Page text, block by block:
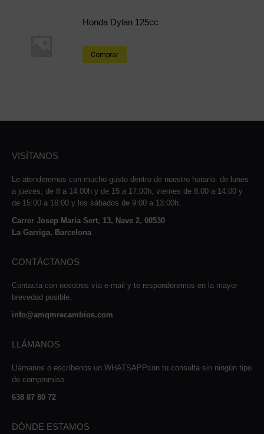
Honda Dylan 125cc
Comprar
VISÍTANOS
Le atenderemos con mucho gusto dentro de nuestro horario: de lunes
a jueves, de 8 a 14:00h y de 15 a 17:00h, viernes de 8:00 a 14:00 y
de 15:00 a 16:00 y los sábados de 9:00 a 13:00h.
Carrer Josep Maria Sert, 13, Nave 2, 08530
La Garriga, Barcelona
CONTÁCTANOS
Contacta con nosotros vía e-mail y te responderemos en la mayor
brevedad posible.
info@amqmrecambios.com
LLÁMANOS
Llámanos o escríbenos un WHATSAPPcon tu consulta sin ningún tipo
de compromiso
638 87 80 72
DÓNDE ESTAMOS